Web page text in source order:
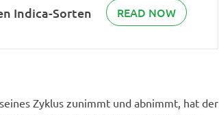
Indica-Sorten READ NOW
Zyklus zunimmt und abnimmt, hat der